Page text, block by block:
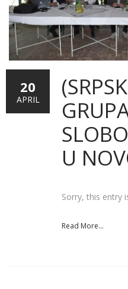
U
Sorry, this entry
Read More...
20
APRIL